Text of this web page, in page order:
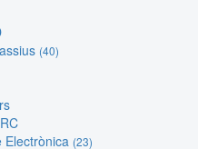
(40)
Electrònica (23)